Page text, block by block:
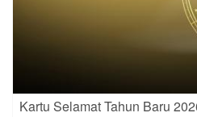
Kartu Selamat Tahun Baru